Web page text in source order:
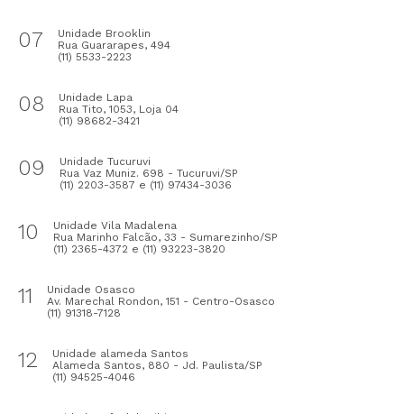
07
Unidade Brooklin
Rua Guararapes, 494
(11) 5533-2223
08
Unidade Lapa
Rua Tito, 1053, Loja 04
(11) 98682-3421
09
Unidade Tucuruvi
Rua Vaz Muniz. 698 - Tucuruvi/SP
(11) 2203-3587 e (11) 97434-3036
10
Unidade Vila Madalena
Rua Marinho Falcão, 33 - Sumarezinho/SP
(11) 2365-4372 e (11) 93223-3820
11
Unidade Osasco
Av. Marechal Rondon, 151 - Centro-Osasco
(11) 91318-7128
12
Unidade alameda Santos
Alameda Santos, 880 - Jd. Paulista/SP
(11) 94525-4046